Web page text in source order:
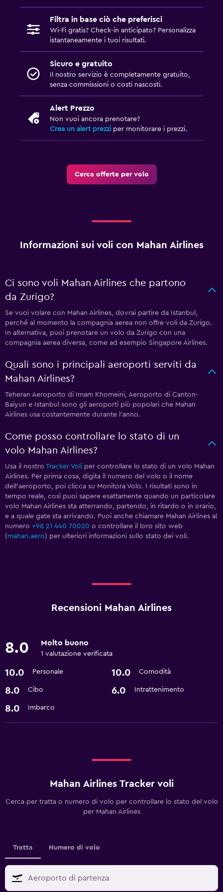
Filtra in base ciò che preferisci
Wi-Fi gratis? Check-in anticipato? Personalizza
istantaneamente i tuoi risultati.
Sicuro e gratuito
Il nostro servizio è completamente gratuito,
senza commissioni o costi nascosti.
Alert Prezzo
Non vuoi ancora prenotare?
Crea un alert prezzi per monitorare i prezzi.
Cerca offerte per volo
Informazioni sui voli con Mahan Airlines
Ci sono voli Mahan Airlines che partono
da Zurigo?
Se vuoi volare con Mahan Airlines, dovrai partire da Istanbul,
perché al momento la compagnia aerea non offre voli da Zurigo.
In alternativa, puoi prenotare un volo da Zurigo con una
compagnia aerea diversa, come ad esempio Singapore Airlines.
Quali sono i principali aeroporti serviti da
Mahan Airlines?
Teheran Aeroporto di Imam Khomeini, Aeroporto di Canton-
Baiyun e Istanbul sono gli aeroporti più popolari che Mahan
Airlines usa costantemente durante l'anno.
Come posso controllare lo stato di un
volo Mahan Airlines?
Usa il nostro Tracker Voli per controllare lo stato di un volo Mahan
Airlines. Per prima cosa, digita il numero del volo o il nome
dell'aeroporto, poi clicca su Monitora Volo. I risultati sono in
tempo reale, così puoi sapere esattamente quando un particolare
volo Mahan Airlines sta atterrando, partendo, in ritardo o in orario,
e a quale gate sta arrivando. Puoi anche chiamare Mahan Airlines al
numero +98 21 440 70020 o controllare il loro sito web
(mahan.aero) per ulteriori informazioni sullo stato dei voli.
Recensioni Mahan Airlines
8.0 Molto buono
1 valutazione verificata
10.0 Personale 10.0 Comodità
8.0 Cibo 6.0 Intrattenimento
8.0 Imbarco
Mahan Airlines Tracker voli
Cerca per tratta o numero di volo per controllare lo stato del volo
per Mahan Airlines
Tratta Numero di volo